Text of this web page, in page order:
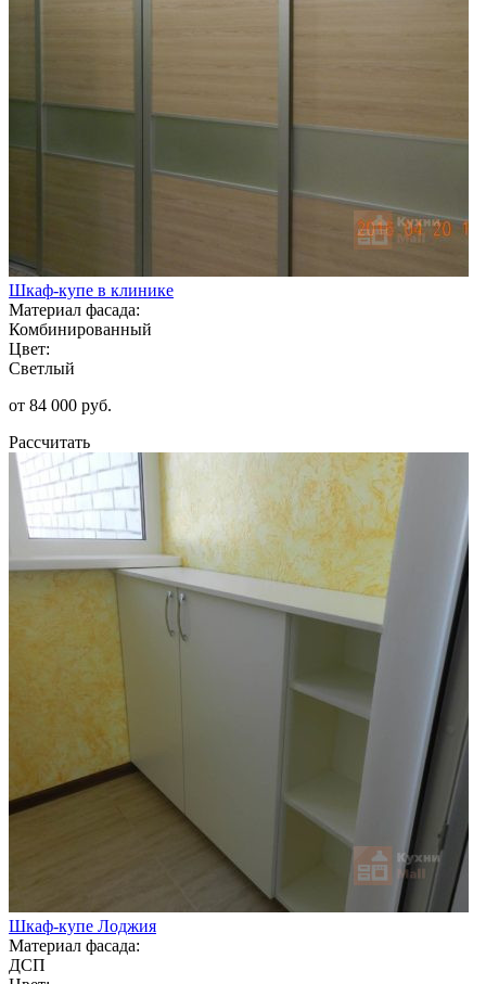
Шкаф-купе в клинике
Материал фасада:
Комбинированный
Цвет:
Светлый
от 84 000 руб.
Рассчитать
Шкаф-купе Лоджия
Материал фасада:
ДСП